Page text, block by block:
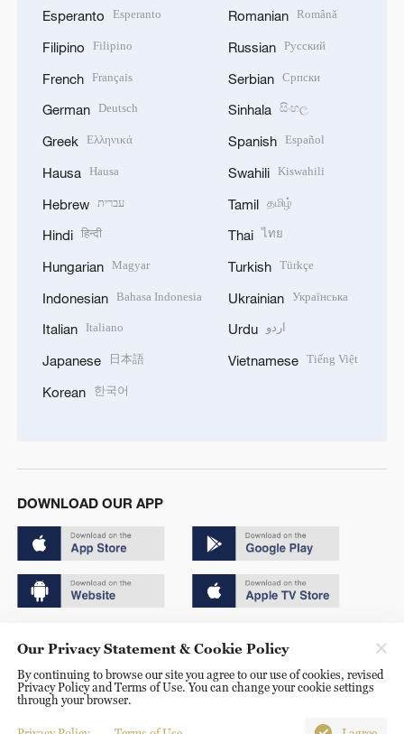
Esperanto Esperanto
Filipino Filipino
French Français
German Deutsch
Greek Ελληνικά
Hausa Hausa
Hebrew עברית
Hindi हिन्दी
Hungarian Magyar
Indonesian Bahasa Indonesia
Italian Italiano
Japanese 日本語
Korean 한국어
Romanian Română
Russian Русский
Serbian Српски
Sinhala සිංහල
Spanish Español
Swahili Kiswahili
Tamil தமிழ்
Thai ไทย
Turkish Türkçe
Ukrainian Українська
Urdu اردو
Vietnamese Tiếng Việt
DOWNLOAD OUR APP
京ICP备20000184号
京公网安备 11010502050052号
Disinformation report hotline: 010-85061466
Our Privacy Statement & Cookie Policy
By continuing to browse our site you agree to our use of cookies, revised
Privacy Policy and Terms of Use. You can change your cookie settings
through your browser.